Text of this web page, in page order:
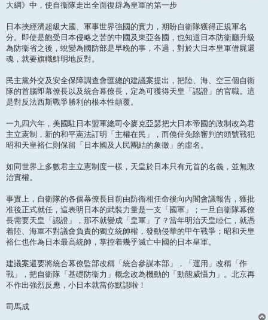
大綱》中，使自衞隊走出全面復辟為皇軍的第一步
日本挾經濟超級大國、軍事世界強國的實力，期盼自衞隊獲得正規軍名
分。即使是飽受日本侵略之苦的中國及東亞各國，也知道日本防衞廳升級
為防衞省之後，蛻變為國防部是早晚的事，不過，對於大日本皇軍借屍還
魂，就要旗幟鮮明地反對。
民主黨外交及安全保障調查會匯總的建議案提出，把陸、海、空三個自衞
隊的首腦即幕僚長以及統合幕僚長，定為可獲得天皇「認證」的官職。這
是對反法西斯戰爭勝利的根本性顛覆。
一九四六年，美國駐日本盟軍總司令麥克亞瑟把大日本帝國的政制改為君
主立憲制，新的和平憲法訂明「主權在民」，而僥倖免除審判的頭號戰犯
昭和天皇裕仁則保留「日本國及人民團結的象徵」的虛名。
如同世界上多數君主立憲制度一樣，天皇於日本只有元首的名義，並無政
治實權。
事實上，自衞隊的各個幕僚長目前由防衞相任命後向內閣會議報告，獲批
准後正式就任，這表明日本的武裝力量是一支「國軍」；一旦自衞隊幕僚
長需要天皇「認證」，那不就變成「皇軍」了？當年明治天皇睦仁，就憑
着陸、海軍不對議會負責的獨立統帥權，發動侵華的甲午戰爭；昭和天皇
裕仁也作為日本最高統帥，掌控着幾乎滅亡中國的日本皇軍。
建議案還要將統合幕僚監部改稱「統合參謀本部」，「運用」改稱「作
戰」，把自衞隊「基礎防衞力」概念改為機動的「動態威懾力」。北京再
不作出強烈反應，小日本就當你默認啦！
司馬成